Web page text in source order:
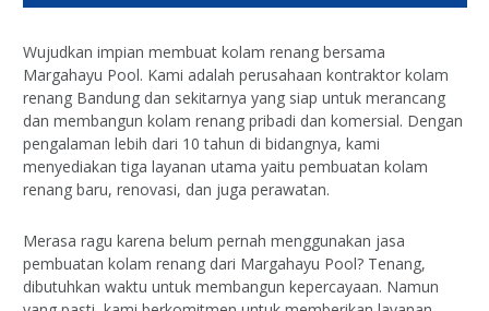
Wujudkan impian membuat kolam renang bersama
Margahayu Pool. Kami adalah perusahaan kontraktor kolam
renang Bandung dan sekitarnya yang siap untuk merancang
dan membangun kolam renang pribadi dan komersial. Dengan
pengalaman lebih dari 10 tahun di bidangnya, kami
menyediakan tiga layanan utama yaitu pembuatan kolam
renang baru, renovasi, dan juga perawatan.
Merasa ragu karena belum pernah menggunakan jasa
pembuatan kolam renang dari Margahayu Pool? Tenang,
dibutuhkan waktu untuk membangun kepercayaan. Namun